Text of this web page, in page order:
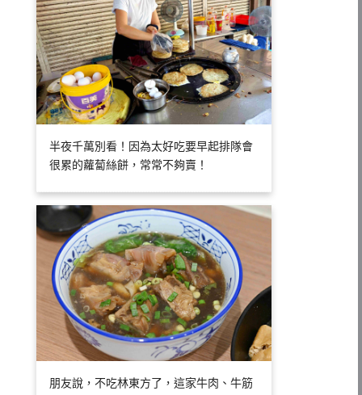
半夜千萬別看！因為太好吃要早起排隊會
很累的蘿蔔絲餅，常常不夠賣！
朋友說，不吃林東方了，這家牛肉、牛筋